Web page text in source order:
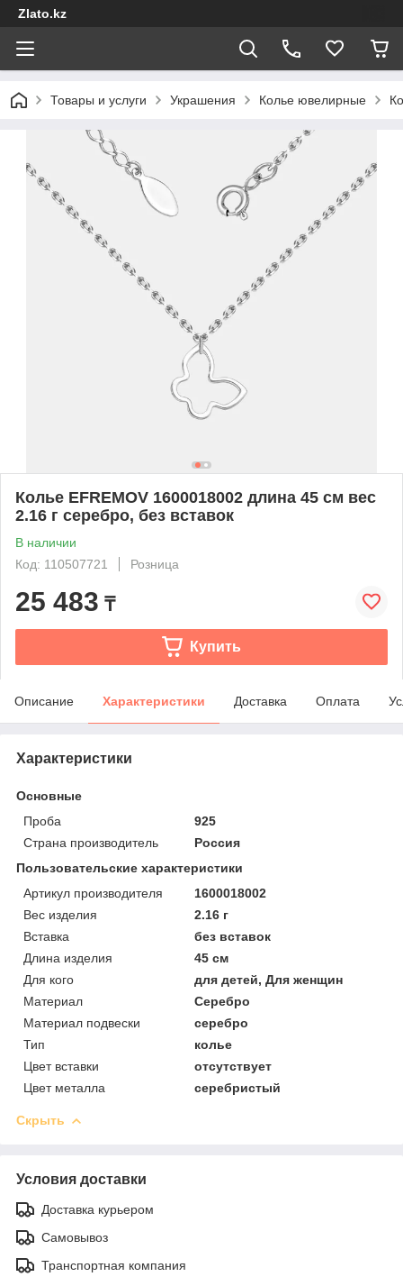
Zlato.kz
Товары и услуги Украшения Колье ювелирные
Колье EFREMOV 1600018002 длина 45 см вес
2.16 г серебро, без вставок
В наличии
Код: 110507721
Розница
25 483 ₸
Купить
Описание Характеристики Доставка Оплата
Характеристики
Основные
Проба
925
Страна производитель
Россия
Пользовательские характеристики
Артикул производителя
1600018002
Вес изделия
2.16 г
Вставка
без вставок
Длина изделия
45 см
Для кого
для детей, Для женщин
Материал
Серебро
Материал подвески
серебро
Тип
колье
Цвет вставки
отсутствует
Цвет металла
серебристый
Скрыть
Условия доставки
Доставка курьером
Самовывоз
Транспортная компания